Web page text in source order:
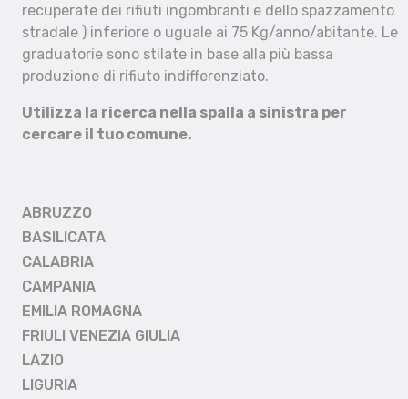
recuperate dei rifiuti ingombranti e dello spazzamento
stradale ) inferiore o uguale ai 75 Kg/anno/abitante. Le
graduatorie sono stilate in base alla più bassa
produzione di rifiuto indifferenziato.
Utilizza la ricerca nella spalla a sinistra per
cercare il tuo comune.
ABRUZZO
BASILICATA
CALABRIA
CAMPANIA
EMILIA ROMAGNA
FRIULI VENEZIA GIULIA
LAZIO
LIGURIA